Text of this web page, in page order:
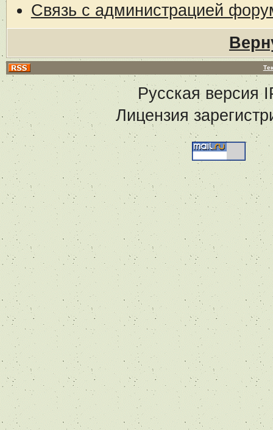
Связь с администрацией
Русская версия
Лицензия